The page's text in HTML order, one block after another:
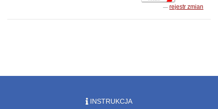
rejestr zmian
INSTRUKCJA